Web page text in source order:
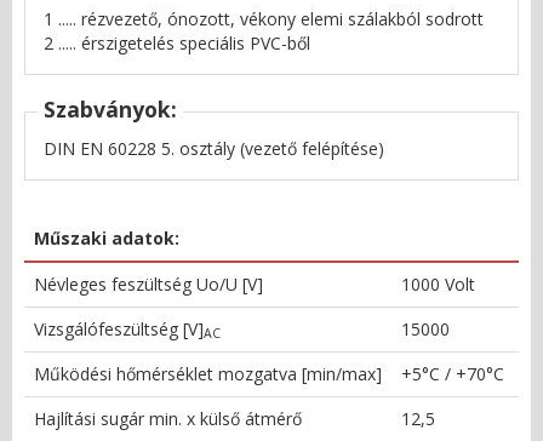
1 ..... rézvezető, ónozott, vékony elemi szálakból sodrott
2 ..... érszigetelés speciális PVC-ből
Szabványok:
DIN EN 60228 5. osztály (vezető felépítése)
Műszaki adatok:
Névleges feszültség Uo/U [V]
1000 Volt
Vizsgálófeszültség [V]AC
15000
Működési hőmérséklet mozgatva [min/max]
+5°C / +70°C
Hajlítási sugár min. x külső átmérő
12,5